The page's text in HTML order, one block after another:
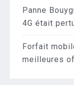
Panne
4G était
Forfait
meilleures